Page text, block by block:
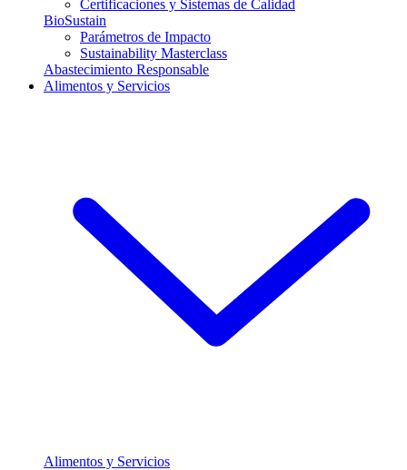
Certificaciones y Sistemas de Calidad
BioSustain
Parámetros de Impacto
Sustainability Masterclass
Abastecimiento Responsable
Alimentos y Servicios
Alimentos y Servicios